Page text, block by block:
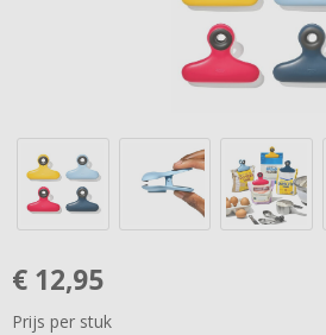
€ 12,95
Prijs per stuk